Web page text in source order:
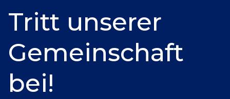
Tritt unserer
Gemeinschaft
bei!